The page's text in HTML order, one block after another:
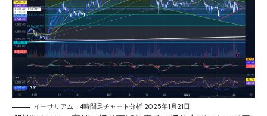
イーサリアム 4時間足チャート分析 2025年1月21日